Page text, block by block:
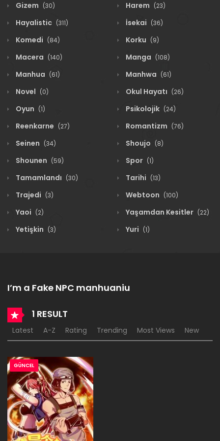
Gizem (30) Harem (23)
Hayalistic (311) İsekai (36)
Komedi (84) Korku (9)
Macera (140) Manga (108)
Manhua (61) Manhwa (61)
Novel (0) Okul Hayatı (26)
Oyun (1) Psikolojik (24)
Reenkarne (27) Romantizm (76)
Seinen (34) Shoujo (8)
Shounen (59) Spor (1)
Tamamlandı (30) Tarihi (13)
Trajedi (3) Webtoon (100)
Yaoi (2) Yaşamdan Kesitler (22)
Yetişkin (3) Yuri (1)
I’m a Fake NPC manhuaniu
1 RESULT
Latest A-Z Rating Trending Most Views New
GÜNCEL